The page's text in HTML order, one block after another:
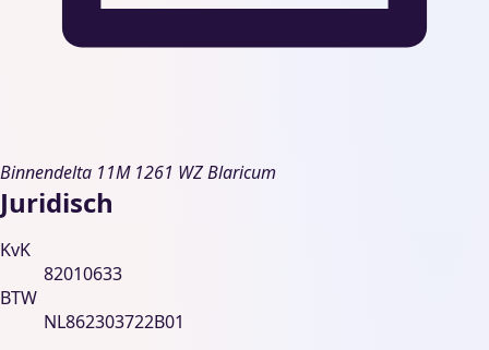
Binnendelta 11M 1261 WZ Blaricum
Juridisch
KvK
82010633
BTW
NL862303722B01